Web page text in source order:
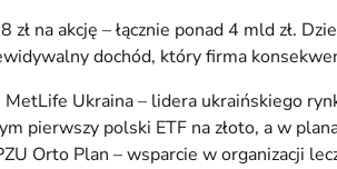
na akcję – łącznie ponad 4 mld zł.
dochód, który firma
Ukraina – lidera ukraińskiego
pierwszy polski ETF na złoto, a w
Orto Plan – wsparcie w organizacji